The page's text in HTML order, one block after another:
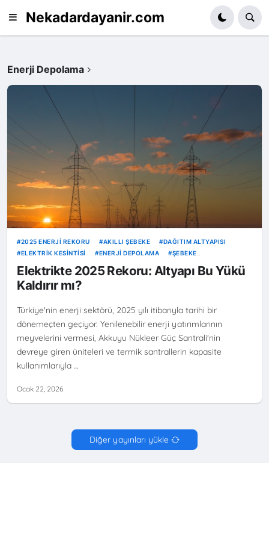
Nekadardayanir.com
Enerji Depolama
2025 ENERJI REKORU AKILLI ŞEBEKE
DAĞITIM ALTYAPISI
ELEKTRIK KESINTISI
ENERJI DEPOLAMA
ŞEBEKE
DAYANIKLILIĞI
TEİAŞ
VOLTAJ
DALGALANMASI
YENILENEBILIR ENERJI
Elektrikte 2025 Rekoru: Altyapı Bu Yükü
Kaldırır mı?
Türkiye'nin enerji sektörü, 2025 yılı itibarıyla tarihi bir
dönemeçten geçiyor. Yenilenebilir enerji yatırımlarının
meyvelerini vermesi, Akkuyu Nükleer Güç Santrali'nin
devreye giren üniteleri ve termik santrallerin kapasite
kullanımlarıyla …
Ocak 22, 2026
Diğer yayınları yükle